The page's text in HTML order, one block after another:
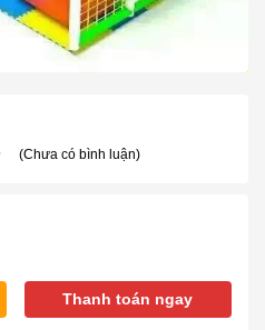
(Chưa có bình luận)
Thanh toán ngay